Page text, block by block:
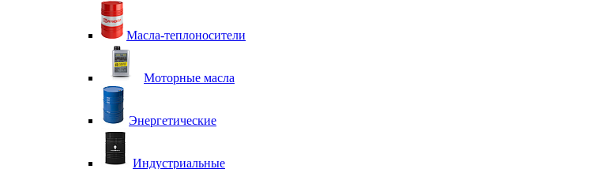
Масла-теплоносители
Моторные масла
Энергетические
Индустриальные